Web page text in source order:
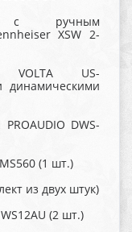
с ручным
XSW 2-
VOLTA US-
динамическими
DWS-
(1 шт.)
из двух штук)
(2 шт.)